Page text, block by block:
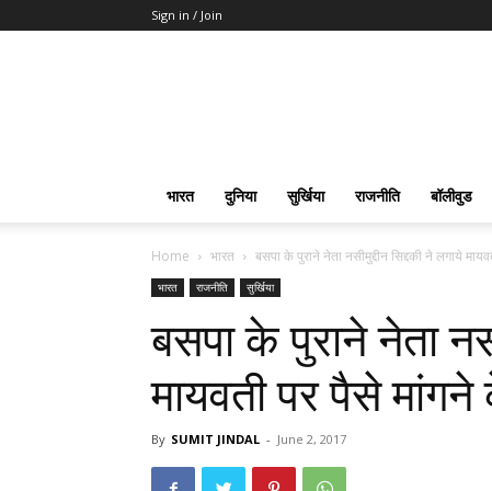
Sign in / Join
भारत दुनिया सुर्खिया राजनीति बॉलीवुड
Home भारत बसपा के पुराने नेता नसीमुद्दीन सिद्दकी ने लगाये
भारत राजनीति सुर्खिया
बसपा के पुराने नेता
मायवती पर पैसे
By SUMIT JINDAL - June 2, 2017